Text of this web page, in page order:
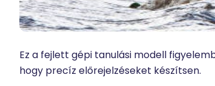
Ez a fejlett gépi tanulási modell
hogy precíz előrejelzéseket készítsen.